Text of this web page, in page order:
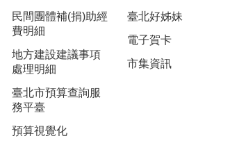
民間團體補(捐)助經
費明細
地方建設建議事項
處理明細
臺北市預算查詢服
務平臺
預算視覺化
臺北好姊妹
電子賀卡
市集資訊